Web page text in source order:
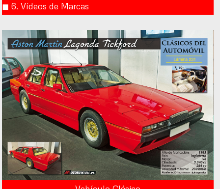
◼︎ 6. Vídeos de Marcas